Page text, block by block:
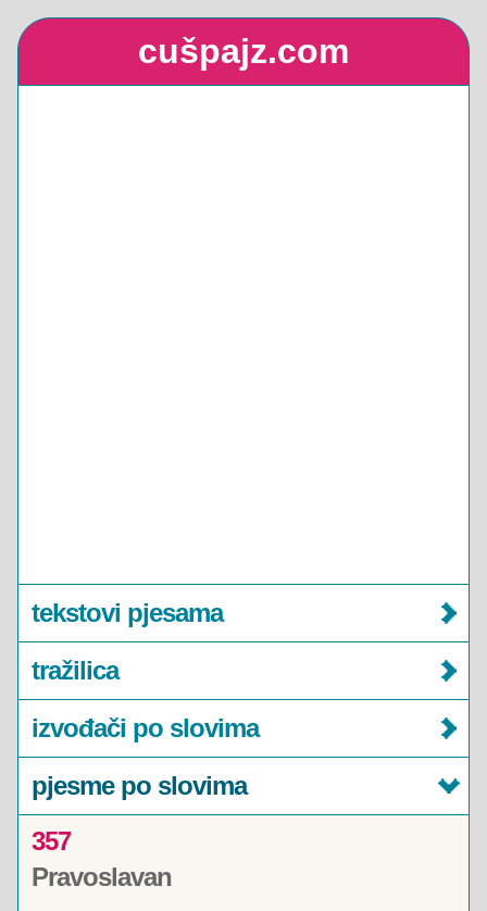
cušpajz.com
tekstovi pjesama
tražilica
izvođači po slovima
pjesme po slovima
357
Pravoslavan